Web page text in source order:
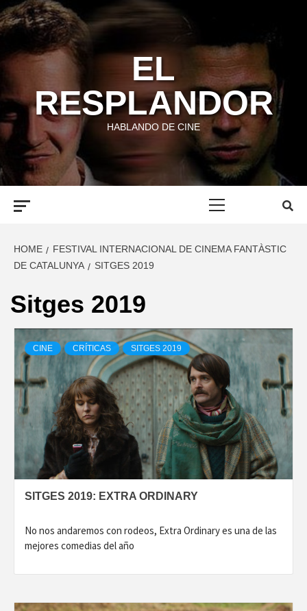
Skip
to
EL
RESPLANDOR
HABLANDO DE CINE
HOME
FESTIVAL INTERNACIONAL DE CINEMA FANTÀSTIC
DE CATALUNYA
SITGES 2019
Sitges 2019
CINE CRÍTICAS SITGES 2019
SITGES 2019: EXTRA ORDINARY
No nos andaremos con rodeos, Extra Ordinary es una de las
mejores comedias del año